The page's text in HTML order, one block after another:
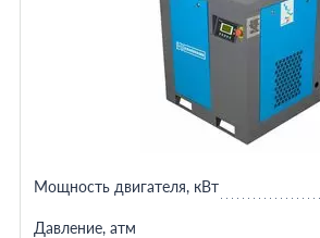
Мощность двигателя, кВт
Давление, атм